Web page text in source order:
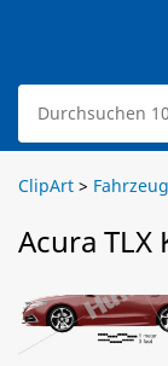
ClipArt >
Acura